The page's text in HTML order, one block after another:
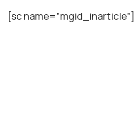
[sc name=”mgid_inarticle”]